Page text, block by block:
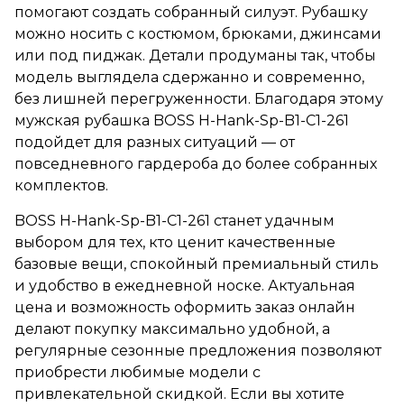
помогают создать собранный силуэт. Рубашку
можно носить с костюмом, брюками, джинсами
или под пиджак. Детали продуманы так, чтобы
модель выглядела сдержанно и современно,
без лишней перегруженности. Благодаря этому
мужская рубашка BOSS H-Hank-Sp-B1-C1-261
подойдет для разных ситуаций — от
повседневного гардероба до более собранных
комплектов.
BOSS H-Hank-Sp-B1-C1-261 станет удачным
выбором для тех, кто ценит качественные
базовые вещи, спокойный премиальный стиль
и удобство в ежедневной носке. Актуальная
цена и возможность оформить заказ онлайн
делают покупку максимально удобной, а
регулярные сезонные предложения позволяют
приобрести любимые модели с
привлекательной скидкой. Если вы хотите